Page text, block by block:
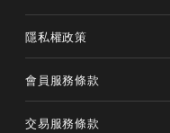
隱私權政策
會員服務條款
交易服務條款